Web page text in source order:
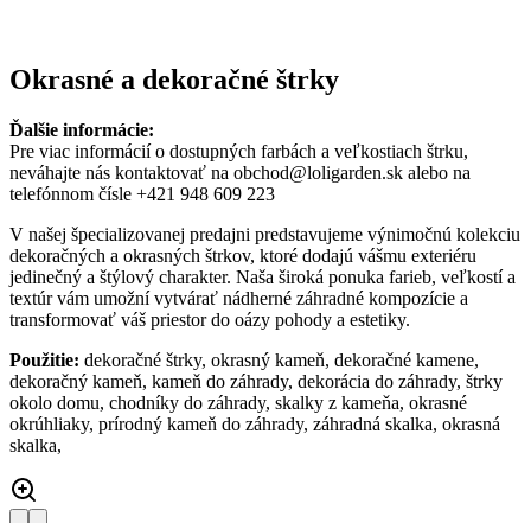
Okrasné a dekoračné štrky
Ďalšie informácie:
Pre viac informácií o dostupných farbách a veľkostiach štrku,
neváhajte nás kontaktovať na obchod@loligarden.sk alebo na
telefónnom čísle +421 948 609 223
V našej špecializovanej predajni predstavujeme výnimočnú kolekciu
dekoračných a okrasných štrkov, ktoré dodajú vášmu exteriéru
jedinečný a štýlový charakter. Naša široká ponuka farieb, veľkostí a
textúr vám umožní vytvárať nádherné záhradné kompozície a
transformovať váš priestor do oázy pohody a estetiky.
Použitie: dekoračné štrky, okrasný kameň, dekoračné kamene,
dekoračný kameň, kameň do záhrady, dekorácia do záhrady, štrky
okolo domu, chodníky do záhrady, skalky z kameňa, okrasné
okrúhliaky, prírodný kameň do záhrady, záhradná skalka, okrasná
skalka,